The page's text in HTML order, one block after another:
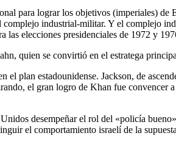
para lograr los objetivos (imperiales)
industrial-militar. Y el complejo
las elecciones presidenciales de 1972 y
quien se convirtió en el estratega
el plan estadounidense. Jackson, de
el gran logro de Khan fue
desempeñar el rol del «policía
el comportamiento israelí de la